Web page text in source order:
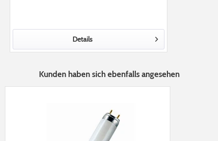
Details
Kunden haben sich ebenfalls angesehen